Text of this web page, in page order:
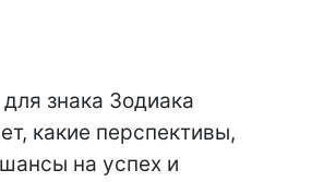
знака Зодиака
какие перспективы,
на успех и